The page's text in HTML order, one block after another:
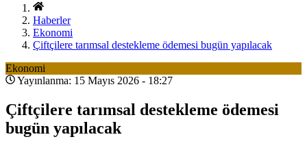
Haberler
Ekonomi
Çiftçilere tarımsal destekleme ödemesi bugün yapılacak
Ekonomi
Yayınlanma: 15 Mayıs 2026 - 18:27
Çiftçilere tarımsal destekleme ödemesi
bugün yapılacak